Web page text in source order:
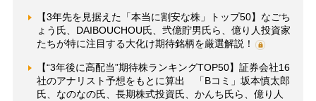
【3年先を見据えた「本当に割安な株」トップ50】なごち
ょう氏、DAIBOUCHOU氏、弐億貯男氏ら、億り人投資家
たちが特に注目する大化け期待銘柄を厳選解説！
【“3年後に高配当”期待株ランキングTOP50】証券会社16
社のアナリスト予想をもとに算出 「Bコミ」坂本慎太郎
氏、なのなの氏、長期株式投資氏、かんち氏ら、億り人